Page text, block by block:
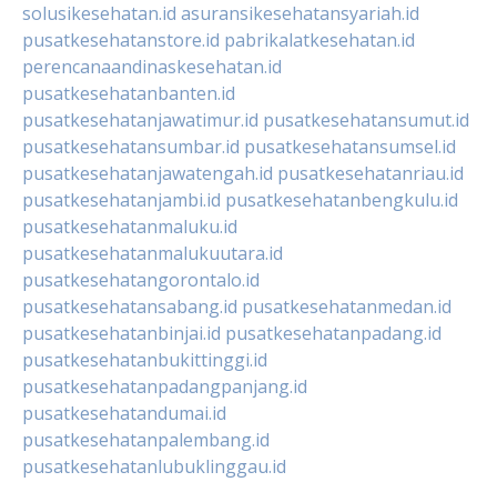
solusikesehatan.id asuransikesehatansyariah.id
pusatkesehatanstore.id pabrikalatkesehatan.id
perencanaandinaskesehatan.id
pusatkesehatanbanten.id
pusatkesehatanjawatimur.id pusatkesehatansumut.id
pusatkesehatansumbar.id pusatkesehatansumsel.id
pusatkesehatanjawatengah.id pusatkesehatanriau.id
pusatkesehatanjambi.id pusatkesehatanbengkulu.id
pusatkesehatanmaluku.id
pusatkesehatanmalukuutara.id
pusatkesehatangorontalo.id
pusatkesehatansabang.id pusatkesehatanmedan.id
pusatkesehatanbinjai.id pusatkesehatanpadang.id
pusatkesehatanbukittinggi.id
pusatkesehatanpadangpanjang.id
pusatkesehatandumai.id
pusatkesehatanpalembang.id
pusatkesehatanlubuklinggau.id